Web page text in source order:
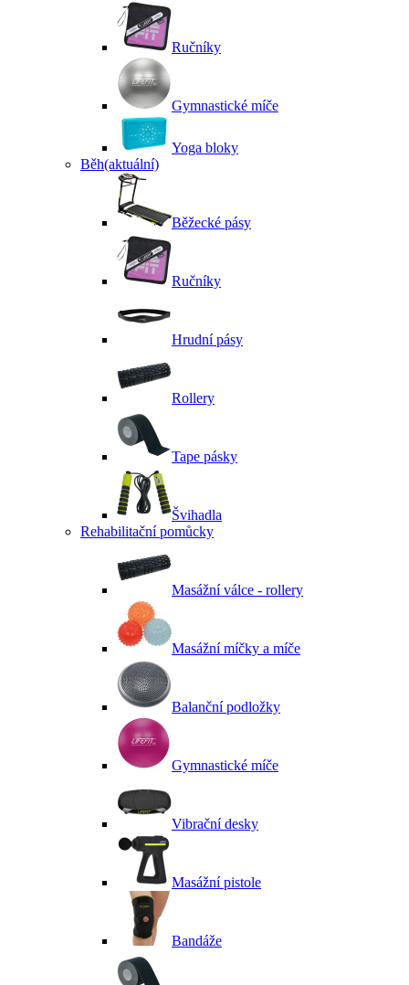
Ručníky
Gymnastické míče
Yoga bloky
Běh(aktuální)
Běžecké pásy
Ručníky
Hrudní pásy
Rollery
Tape pásky
Švihadla
Rehabilitační pomůcky
Masážní válce - rollery
Masážní míčky a míče
Balanční podložky
Gymnastické míče
Vibrační desky
Masážní pistole
Bandáže